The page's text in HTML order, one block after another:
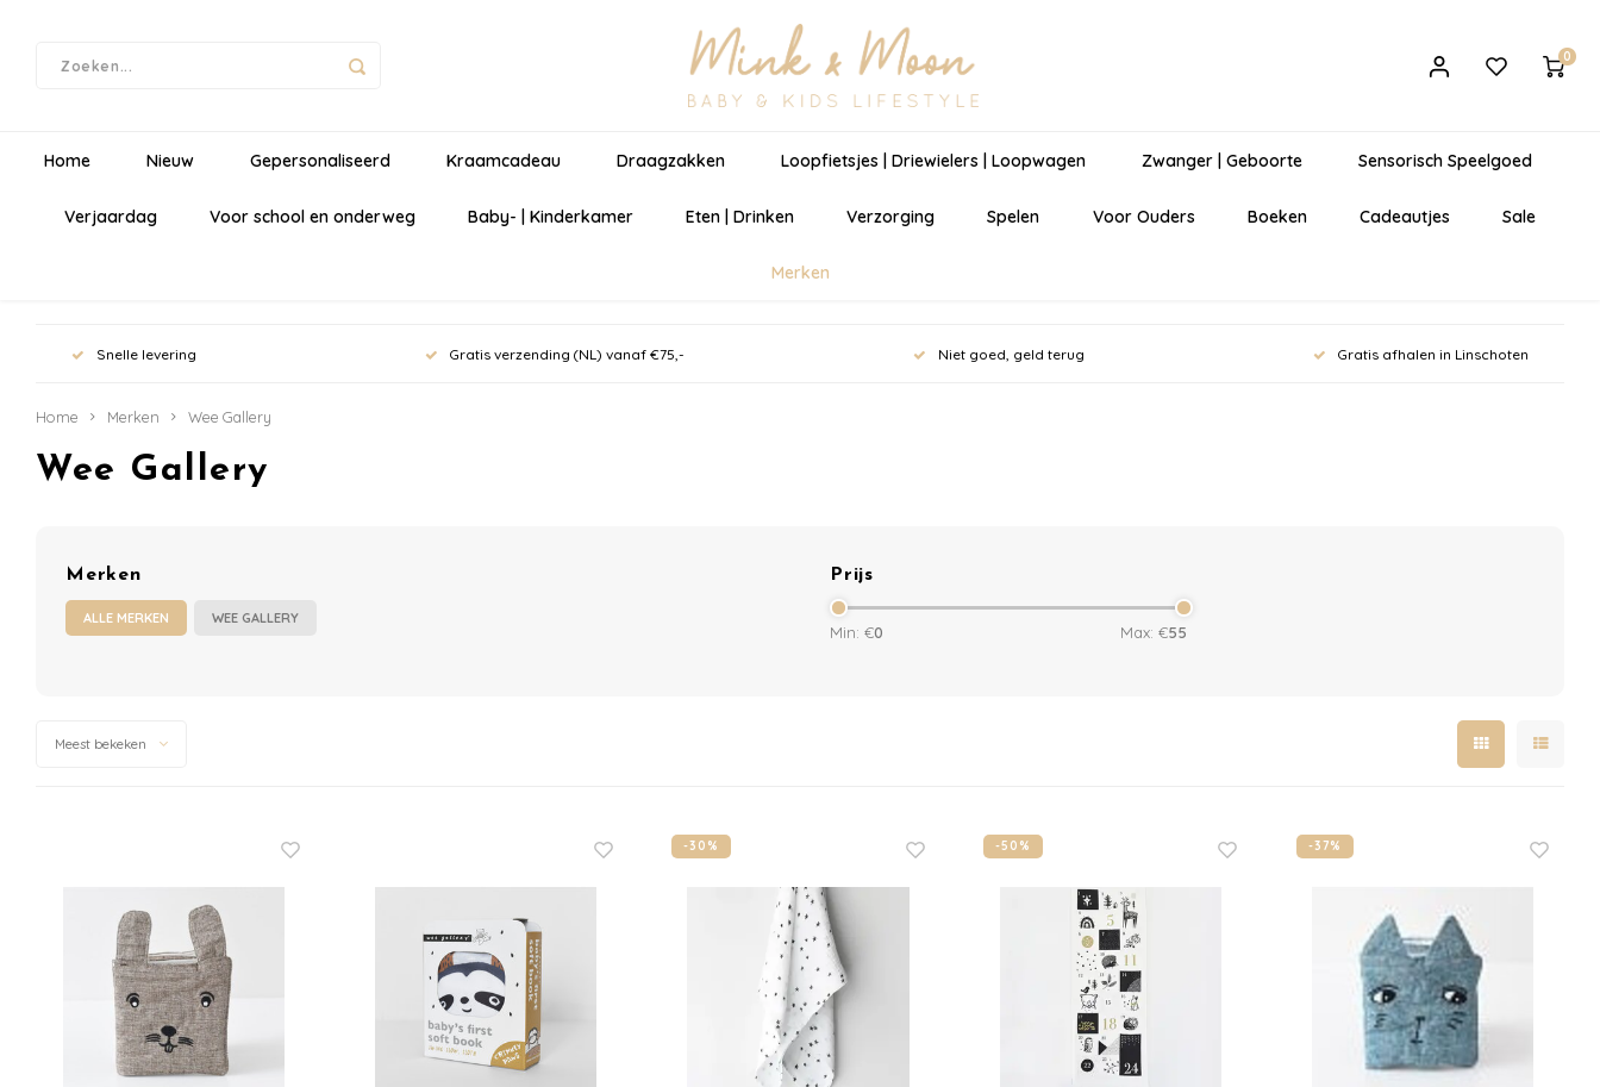
0
Home Nieuw Gepersonaliseerd Kraamcadeau Draagzakken Loopfietsjes | Driewielers | Loopwagen Zwanger | Geboorte Sensorisch Speelgoed
Verjaardag Voor school en onderweg Baby- | Kinderkamer Eten | Drinken Verzorging Spelen Voor Ouders Boeken Cadeautjes Sale
Merken
Snelle levering Gratis verzending (NL) vanaf €75,- Niet goed, geld terug Gratis afhalen in Linschoten
Home Merken Wee Gallery
Wee Gallery
Merken
ALLE MERKEN WEE GALLERY
Prijs
Min: €0 Max: €55
Meest bekeken
-30% -50% -37%